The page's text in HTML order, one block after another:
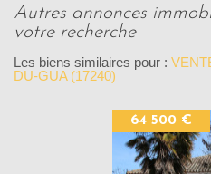
autres annonces immobilières correspondant à
votre recherche
Les biens similaires pour :
DU-GUA (17240)
64 500 €